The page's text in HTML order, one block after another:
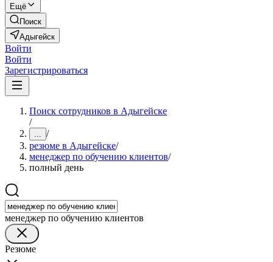
Ещё
Поиск
Адыгейск
Войти
Войти
Зарегистрироваться
Поиск сотрудников в Адыгейске
/
... /
резюме в Адыгейске/
менеджер по обучению клиентов/
полный день
менеджер по обучению клиентов
Резюме